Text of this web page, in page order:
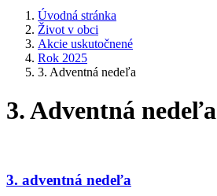
Úvodná stránka
Život v obci
Akcie uskutočnené
Rok 2025
3. Adventná nedeľa
3. Adventná nedeľa
3. adventná nedeľa